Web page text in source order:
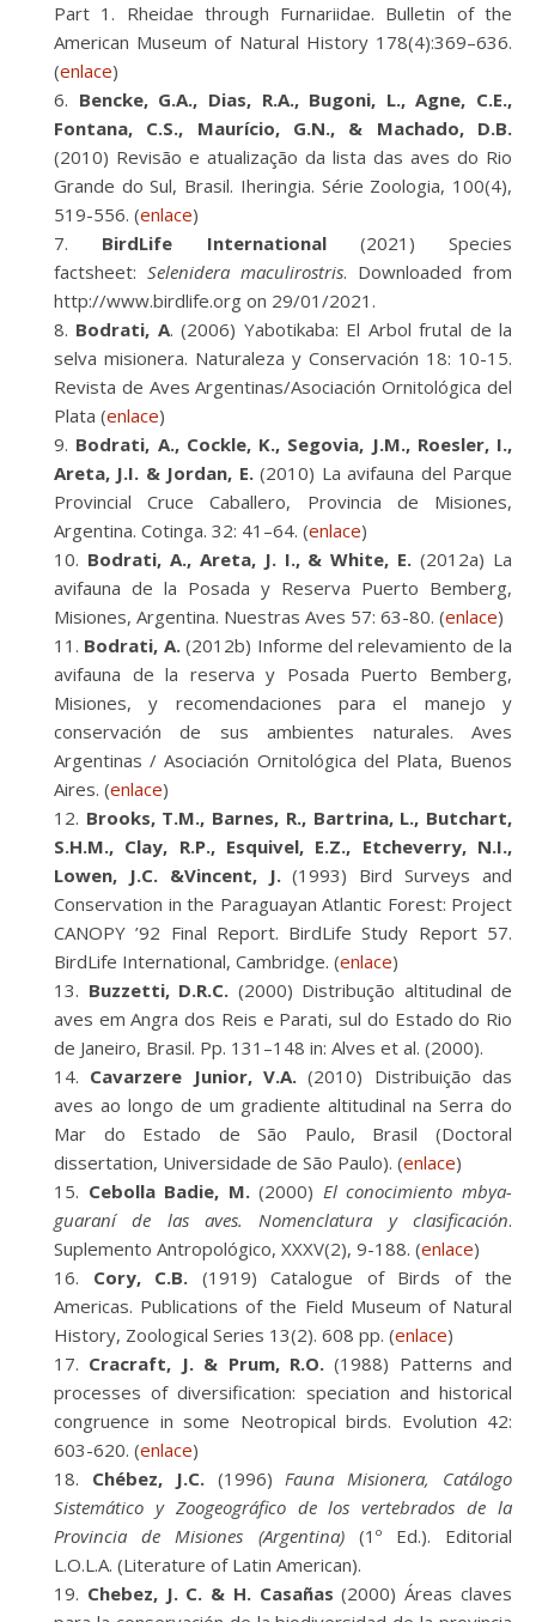
Part 1. Rheidae through Furnariidae. Bulletin of the
American Museum of Natural History 178(4):369–636.
(enlace)
Bencke, G.A., Dias, R.A., Bugoni, L., Agne, C.E.,
Fontana, C.S., Maurício, G.N., & Machado, D.B.
(2010) Revisão e atualização da lista das aves do Rio
Grande do Sul, Brasil. Iheringia. Série Zoologia, 100(4),
519-556. (enlace)
BirdLife International(2021) Species
factsheet: Selenidera maculirostris. Downloaded from
http://www.birdlife.org on 29/01/2021.
Bodrati, A. (2006) Yabotikaba: El Arbol frutal de la
selva misionera. Naturaleza y Conservación 18: 10-15.
Revista de Aves Argentinas/Asociación Ornitológica del
Plata (enlace)
Bodrati, A., Cockle, K., Segovia, J.M., Roesler, I.,
Areta, J.I. & Jordan, E.(2010) La avifauna del Parque
Provincial Cruce Caballero, Provincia de Misiones,
Argentina. Cotinga. 32: 41–64. (enlace)
Bodrati, A., Areta, J. I., & White, E. (2012a) La
avifauna de la Posada y Reserva Puerto Bemberg,
Misiones, Argentina. Nuestras Aves 57: 63-80. (enlace)
Bodrati, A.(2012b) Informe del relevamiento de la
avifauna de la reserva y Posada Puerto Bemberg,
Misiones, y recomendaciones para el manejo y
conservación de sus ambientes naturales. Aves
Argentinas / Asociación Ornitológica del Plata, Buenos
Aires. (enlace)
Brooks, T.M., Barnes, R., Bartrina, L., Butchart,
S.H.M., Clay, R.P., Esquivel, E.Z., Etcheverry, N.I.,
Lowen, J.C. &Vincent, J.(1993) Bird Surveys and
Conservation in the Paraguayan Atlantic Forest: Project
CANOPY ’92 Final Report. BirdLife Study Report 57.
BirdLife International, Cambridge. (enlace)
Buzzetti, D.R.C. (2000) Distribução altitudinal de
aves em Angra dos Reis e Parati, sul do Estado do Rio
de Janeiro, Brasil. Pp. 131–148 in: Alves et al. (2000).
Cavarzere Junior, V.A. (2010) Distribuição das
aves ao longo de um gradiente altitudinal na Serra do
Mar do Estado de São Paulo, Brasil (Doctoral
dissertation, Universidade de São Paulo). (enlace)
Cebolla Badie, M.(2000) El conocimiento mbya-
guaraní de las aves. Nomenclatura y clasificación.
Suplemento Antropológico, XXXV(2), 9-188. (enlace)
Cory, C.B. (1919) Catalogue of Birds of the
Americas. Publications of the Field Museum of Natural
History, Zoological Series 13(2). 608 pp. (enlace)
Cracraft, J. & Prum, R.O.(1988) Patterns and
processes of diversification: speciation and historical
congruence in some Neotropical birds. Evolution 42:
603-620. (enlace)
Chébez, J.C.(1996)Fauna Misionera, Catálogo
Sistemático y Zoogeográfico de los vertebrados de la
Provincia de Misiones (Argentina)(1º Ed.). Editorial
L.O.L.A. (Literature of Latin American).
Chebez, J. C. & H. Casañas (2000) Áreas claves